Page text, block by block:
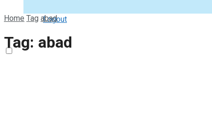
Logout
Home Tag abad
Tag: abad